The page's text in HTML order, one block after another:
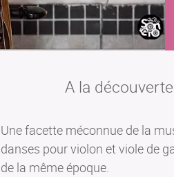
A la
Une facette méconnue de la
danses pour violon et viole de
de la même époque.